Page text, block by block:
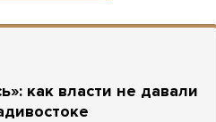
как власти не давали